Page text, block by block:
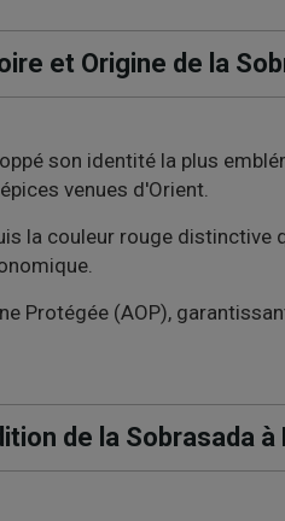
et Origine de la
son identité la plus
venues d'Orient.
la couleur rouge
Protégée (AOP),
de la Sobrasada